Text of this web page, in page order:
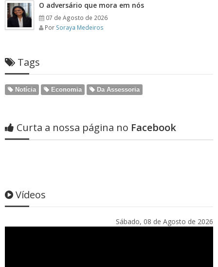
O adversário que mora em nós
07 de Agosto de 2026
Por Soraya Medeiros
Tags
Notícia Economia Da Assessoria
Curta a nossa página no Facebook
Vídeos
Sábado, 08 de Agosto de 2026